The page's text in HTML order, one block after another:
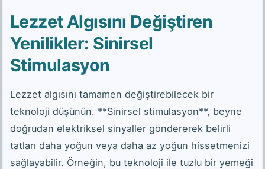
Lezzet Algısını Değiştiren
Yenilikler: Sinirsel
Stimulasyon
Lezzet algısını tamamen değiştirebilecek bir
teknoloji düşünün. **Sinirsel stimulasyon**, beyne
doğrudan elektriksel sinyaller göndererek belirli
tatları daha yoğun veya daha az yoğun hissetmenizi
sağlayabilir. Örneğin, bu teknoloji ile tuzlu bir yemeği